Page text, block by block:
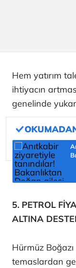
Hem yatırım
ihtiyacın
genelinde
5. PETROL
ALTINA
Hürmüz
temaslardan